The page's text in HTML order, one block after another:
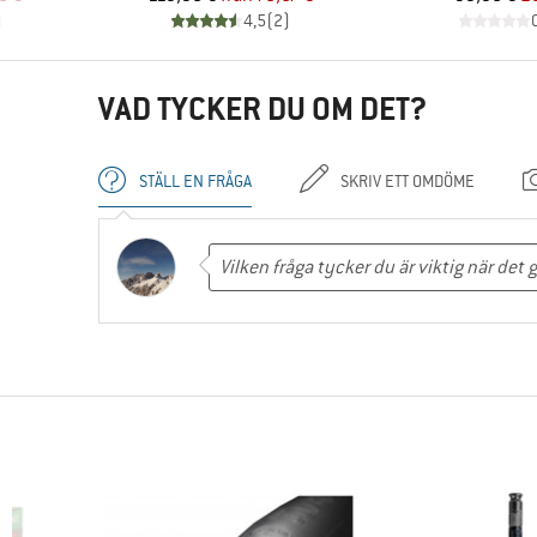
4,5(2)
VAD TYCKER DU OM DET?
STÄLL EN FRÅGA SKRIV ETT OMDÖME